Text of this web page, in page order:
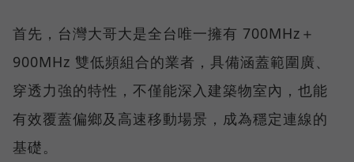
首先，台灣大哥大是全台唯一擁有 700MHz＋
900MHz 雙低頻組合的業者，具備涵蓋範圍廣、
穿透力強的特性，不僅能深入建築物室內，也能
有效覆蓋偏鄉及高速移動場景，成為穩定連線的
基礎。